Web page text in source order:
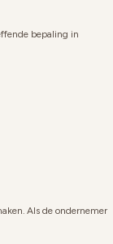
bepaling in
Als de ondernemer